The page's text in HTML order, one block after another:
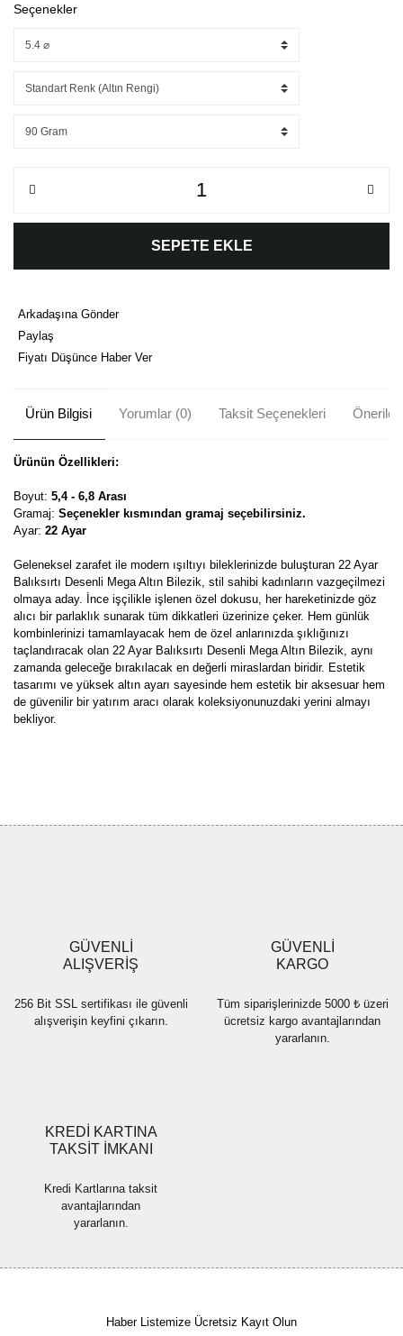
Seçenekler
SEPETE EKLE
Arkadaşına Gönder
Paylaş
Fiyatı Düşünce Haber Ver
Ürün Bilgisi Yorumlar (0) Taksit Seçenekleri
Ürünün Özellikleri:
Boyut: 5,4 - 6,8 Arası
Gramaj: Seçenekler kısmından gramaj seçebilirsiniz.
Ayar: 22 Ayar
Geleneksel zarafet ile modern ışıltıyı bileklerinizde buluşturan 22 Ayar
Balıksırtı Desenli Mega Altın Bilezik, stil sahibi kadınların vazgeçilmezi
olmaya aday. İnce işçilikle işlenen özel dokusu, her hareketinizde göz
alıcı bir parlaklık sunarak tüm dikkatleri üzerinize çeker. Hem günlük
kombinlerinizi tamamlayacak hem de özel anlarınızda şıklığınızı
taçlandıracak olan 22 Ayar Balıksırtı Desenli Mega Altın Bilezik, aynı
zamanda geleceğe bırakılacak en değerli miraslardan biridir. Estetik
tasarımı ve yüksek altın ayarı sayesinde hem estetik bir aksesuar hem
de güvenilir bir yatırım aracı olarak koleksiyonunuzdaki yerini almayı
bekliyor.
Ürün fiyatı diğer sitelerden daha pahalı.
Bu ürüne benzer farklı alternatifler olmalı.
GÜVENLİ
ALIŞVERİŞ
256 Bit SSL sertifikası ile güvenli
alışverişin keyfini çıkarın.
GÜVENLİ
KARGO
Tüm siparişlerinizde 5000 ₺ üzeri
ücretsiz kargo avantajlarından
yararlanın.
KREDİ KARTINA
TAKSİT İMKANI
Kredi Kartlarına taksit
avantajlarından
yararlanın.
Haber Listemize Ücretsiz Kayıt Olun